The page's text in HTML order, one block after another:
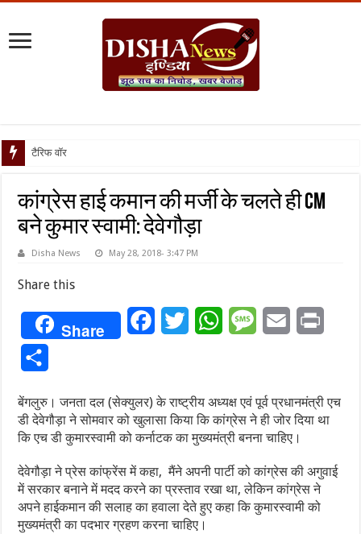
टैरिफ वॉर पर पिघली बर्फ
कांग्रेस हाई कमान की मर्जी के चलते ही CM
बने कुमार स्वामी: देवेगौड़ा
Disha News May 28, 2018- 3:47 PM
Share this
Share FacebookTwitterWhatsAppMessageEmail
बेंगलुरु। जनता दल (सेक्युलर) के राष्ट्रीय अध्यक्ष एवं पूर्व प्रधानमंत्री एच
डी देवेगौड़ा ने सोमवार को खुलासा किया कि कांग्रेस ने ही जोर दिया था
कि एच डी कुमारस्वामी को कर्नाटक का मुख्यमंत्री बनना चाहिए।
देवेगौड़ा ने प्रेस कांफ्रेंस में कहा, मैंने अपनी पार्टी को कांग्रेस की अगुवाई
में सरकार बनाने में मदद करने का प्रस्ताव रखा था, लेकिन कांग्रेस ने
अपने हाईकमान की सलाह का हवाला देते हुए कहा कि कुमारस्वामी को
मुख्यमंत्री का पदभार ग्रहण करना चाहिए।